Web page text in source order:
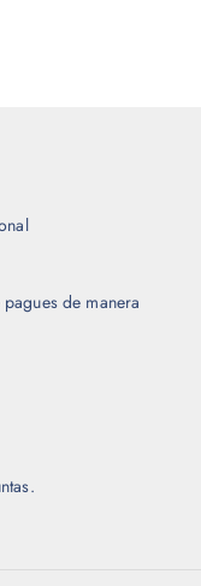
de manera